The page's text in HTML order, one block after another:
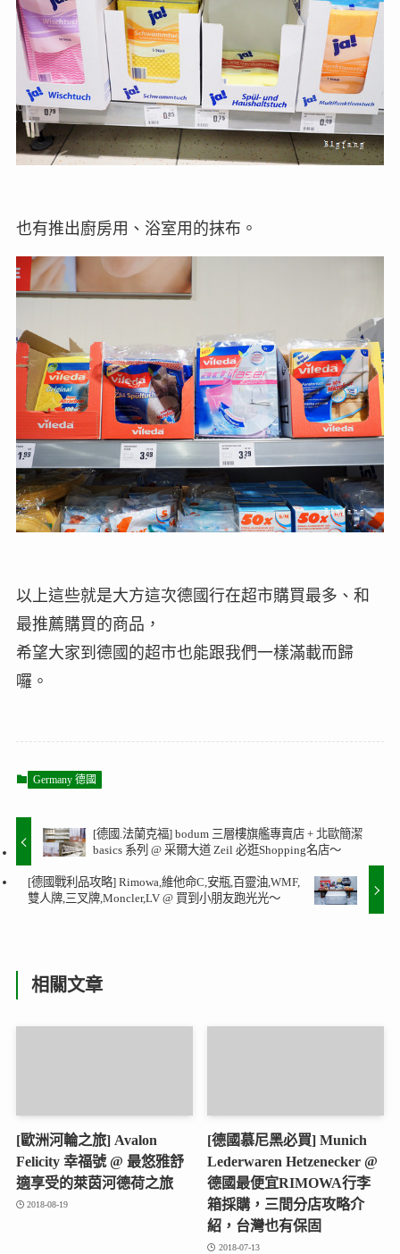
也有推出廚房用、浴室用的抹布。
以上這些就是大方這次德國行在超市購買最多、和
最推薦購買的商品，
希望大家到德國的超市也能跟我們一樣滿載而歸
囉。
Germany 德國
[德國.法蘭克福] bodum 三層樓旗艦專賣店 + 北歐簡潔
basics 系列 @ 采爾大道 Zeil 必逛Shopping名店～
[德國戰利品攻略] Rimowa,維他命C,安瓶,百靈油,WMF,
雙人牌,三叉牌,Moncler,LV @ 買到小朋友跑光光～
相關文章
[歐洲河輪之旅] Avalon
Felicity 幸福號 @ 最悠雅舒
適享受的萊茵河德荷之旅
2018-08-19
[德國慕尼黑必買] Munich
Lederwaren Hetzenecker @
德國最便宜RIMOWA行李
箱採購，三間分店攻略介
紹，台灣也有保固
2018-07-13